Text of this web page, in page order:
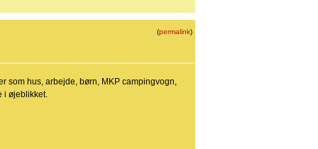
(permalink)
som hus, arbejde, børn, MKP campingvogn,
i øjeblikket.